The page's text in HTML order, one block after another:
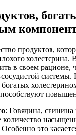
продуктов,
холестерина.
в своем рационе,
сосудистой
богатых
: Говядина, свинина
количество
Особенно это